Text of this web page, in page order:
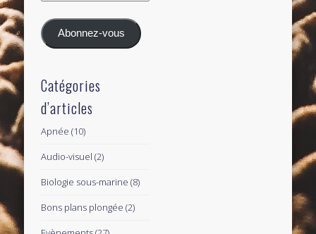
mail
Abonnez-vous
Catégories
d’articles
Apnée (10)
Audio-visuel (2)
Biologie sous-marine (8)
Bons plans plongée (2)